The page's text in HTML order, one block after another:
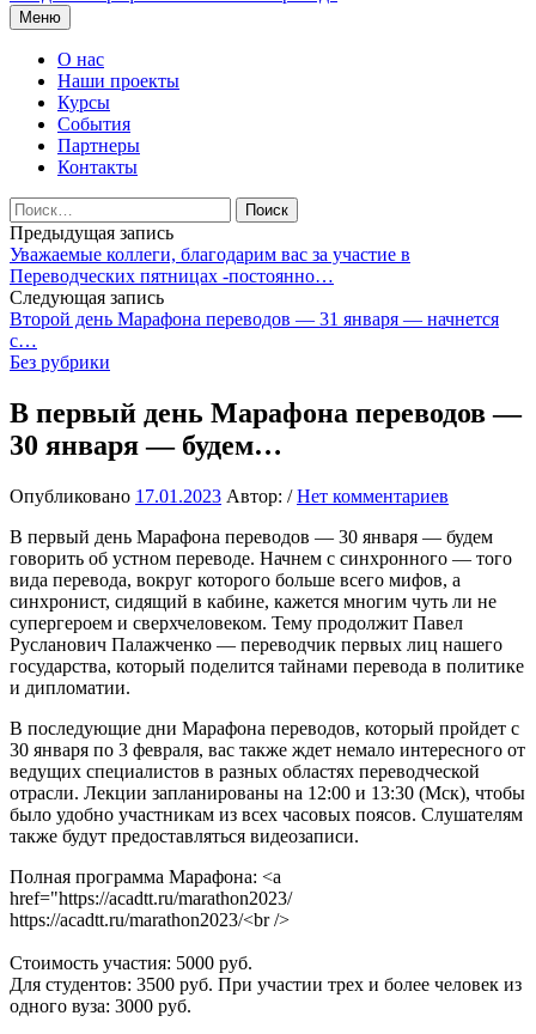
Перейти
к
содержимому
Меню
О нас
Наши проекты
Курсы
События
Партнеры
Контакты
Найти:
Навигация
по
записям
Предыдущая запись
Уважаемые коллеги, благодарим вас за участие в
Переводческих пятницах -постоянно…
Следующая запись
Второй день Марафона переводов — 31 января — начнется
с…
Без рубрики
В первый день Марафона переводов —
30 января — будем…
Опубликовано 17.01.2023 Автор: /Нет комментариев
В первый день Марафона переводов — 30 января — будем
говорить об устном переводе. Начнем с синхронного — того
вида перевода, вокруг которого больше всего мифов, а
синхронист, сидящий в кабине, кажется многим чуть ли не
супергероем и сверхчеловеком. Тему продолжит Павел
Русланович Палажченко — переводчик первых лиц нашего
государства, который поделится тайнами перевода в политике
и дипломатии.
В последующие дни Марафона переводов, который пройдет с
30 января по 3 февраля, вас также ждет немало интересного от
ведущих специалистов в разных областях переводческой
отрасли. Лекции запланированы на 12:00 и 13:30 (Мск), чтобы
было удобно участникам из всех часовых поясов. Слушателям
также будут предоставляться видеозаписи.
Полная программа Марафона: <a
href="https://acadtt.ru/marathon2023/
https://acadtt.ru/marathon2023/<br />
Стоимость участия: 5000 руб.
Для студентов: 3500 руб. При участии трех и более человек из
одного вуза: 3000 руб.